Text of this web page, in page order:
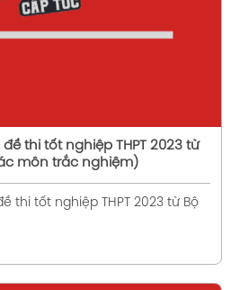
đề thi tốt nghiệp THPT 2023 từ
môn trắc nghiệm)
thi tốt nghiệp THPT 2023 từ Bộ